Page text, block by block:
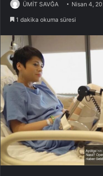
ÜMİT SAVĞA Nisan 4,
1 dakika okuma süresi